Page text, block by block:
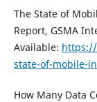
The State of
Report, GSMA
Available:
state-of-mobile-
How Many Data